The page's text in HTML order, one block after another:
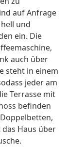
auf Anfrage
und
ein. Die
auch über
steht in einem
jeder am
Terrasse mit
befinden
Haus über